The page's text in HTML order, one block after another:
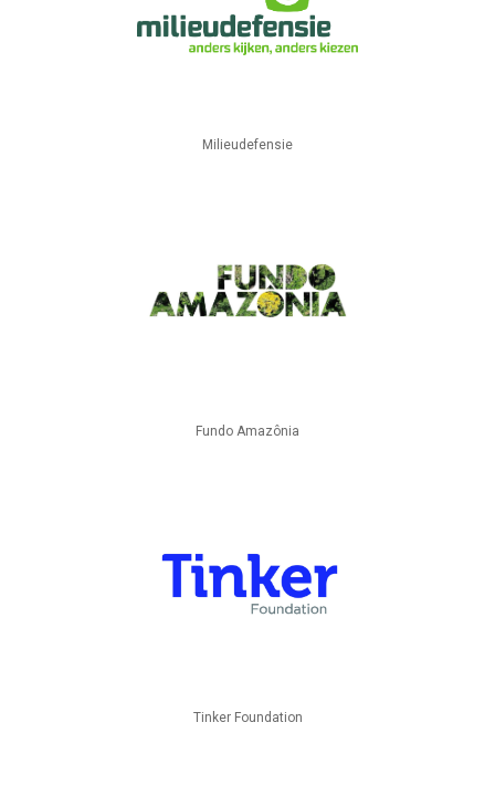
Milieudefensie
Fundo Amazônia
Tinker Foundation